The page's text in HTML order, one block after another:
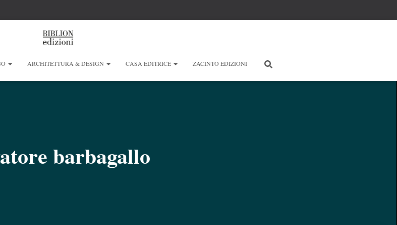
ARCHITETTURA & DESIGN CASA EDITRICE ZACINTO EDIZIONI
barbagallo